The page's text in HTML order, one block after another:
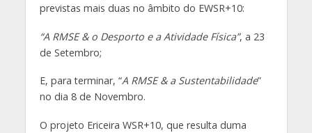
previstas mais duas no âmbito do EWSR+10:
“A RMSE & o Desporto e a Atividade Física”, a 23
de Setembro;
E, para terminar, “A RMSE & a Sustentabilidade”
no dia 8 de Novembro.
O projeto Ericeira WSR+10, que resulta duma